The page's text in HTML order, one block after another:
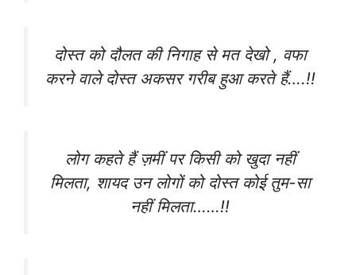
दोस्त को दौलत की निगाह से मत देखो , वफा
करने वाले दोस्त अकसर गरीब हुआ करते हैं….!!
लोग कहते हैं ज़मीं पर किसी को खुदा नहीं
मिलता, शायद उन लोगों को दोस्त कोई तुम-सा
नहीं मिलता……!!